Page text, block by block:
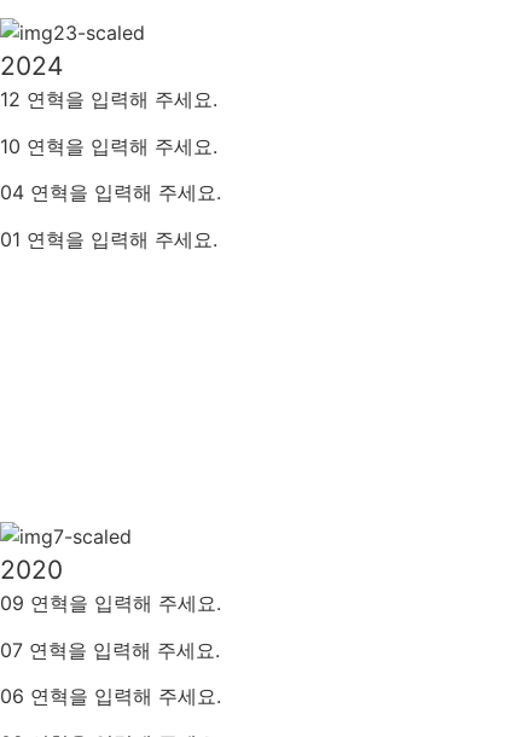
2024
12 연혁을 입력해 주세요.
10 연혁을 입력해 주세요.
04 연혁을 입력해 주세요.
01 연혁을 입력해 주세요.
2020
09 연혁을 입력해 주세요.
07 연혁을 입력해 주세요.
06 연혁을 입력해 주세요.